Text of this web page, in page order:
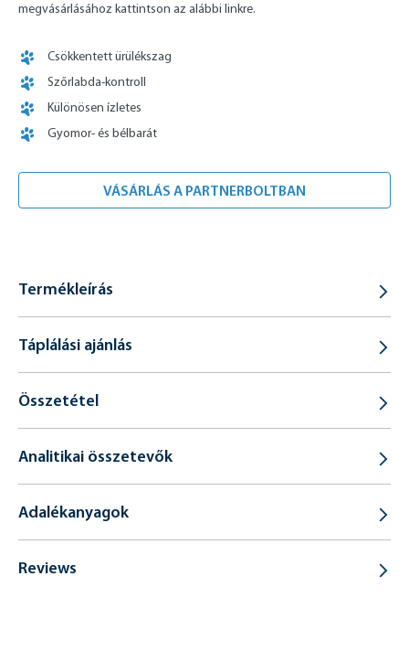
megvásárlásához kattintson az alábbi linkre.
Csökkentett ürülékszag
Szőrlabda-kontroll
Különösen ízletes
Gyomor- és bélbarát
VÁSÁRLÁS A PARTNERBOLTBAN
Termékleírás
Táplálási ajánlás
Összetétel
Analitikai összetevők
Adalékanyagok
Reviews